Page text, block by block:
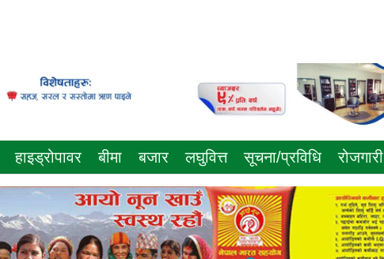
हाइड्रोपावर बीमा बजार लघुवित्त सूचना/प्रविधि रोजगारी